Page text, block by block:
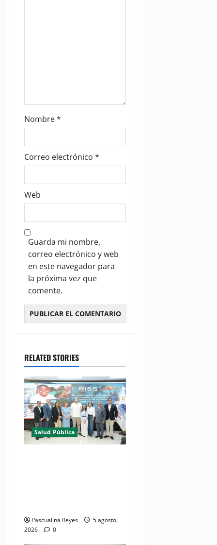
Nombre*
Correo electrónico *
Web
Guarda mi nombre,
correo electrónico y web
en este navegador para
la próxima vez que
comente.
RELATED STORIES
Salud Pública
Pascualina Reyes
5 agosto,
2026
0